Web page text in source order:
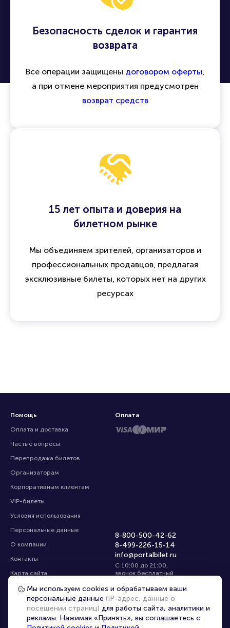
Безопасность сделок и гарантия
возврата
Все операции защищены договором оферты,
а при отмене мероприятия предусмотрен
возврат средств
15 лет опыта и доверия на
билетном рынке
Мы объединяем зрителей, организаторов и
профессиональных продавцов, предлагая
эксклюзивные билеты, которых нет на других
ресурсах
Помощь
Оплата и доставка
Частые вопросы
Перепродажа билетов
Организаторам
Корпоративным клиентам
VIP-билеты
Условия использования
Персональные данные
О компании
Контакты
Карта сайта
Управление cookies
8-800-500-42-62
8-499-226-15-14
info@portalbilet.ru
С 10:00 до 21:00,
звонок бесплатный
Все площадки
Оплата
Главная | Жигулёвск
Мы используем cookies и обрабатываем ваши
персональные данные (IP-адрес, данные о
посещении страниц) для работы сайта, аналитики и
рекламы. Нажимая «Принять», вы соглашаетесь с